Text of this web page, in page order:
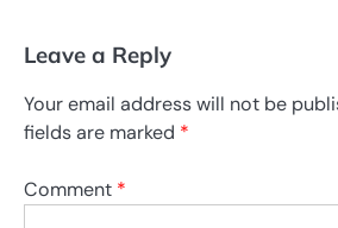
Leave a Reply
Your email address will not be
fields are marked *
Comment *